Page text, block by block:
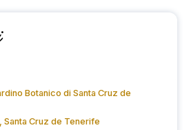
Botanico di Santa Cruz de
Santa Cruz de Tenerife